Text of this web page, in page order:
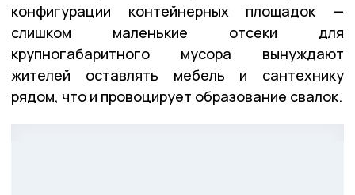
конфигурации контейнерных площадок —
слишком маленькие отсеки для
крупногабаритного мусора вынуждают
жителей оставлять мебель и сантехнику
рядом, что и провоцирует образование свалок.